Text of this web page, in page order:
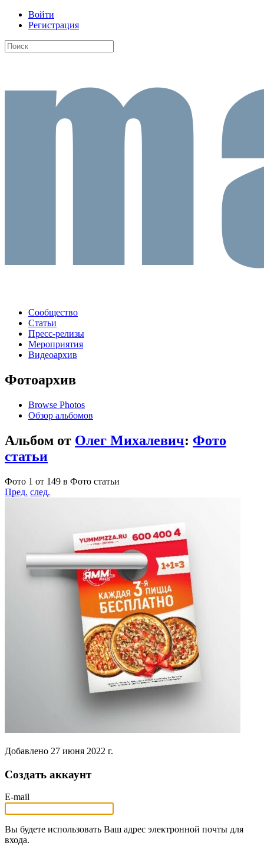
Войти
Регистрация
Сообщество
Статьи
Пресс-релизы
Мероприятия
Видеоархив
Фотоархив
Browse Photos
Обзор альбомов
Альбом от Олег Михалевич: Фото
статьи
Фото 1 от 149 в Фото статьи
Пред. след.
Добавлено 27 июня 2022 г.
Создать аккаунт
E-mail
Вы будете использовать Ваш адрес электронной почты для
входа.